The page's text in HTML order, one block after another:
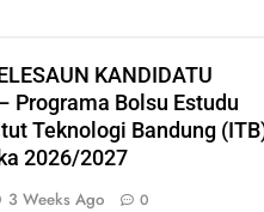
KANDIDATU
Programa Bolsu Estudu
Teknologi Bandung
2026/2027
3 Weeks Ago 0